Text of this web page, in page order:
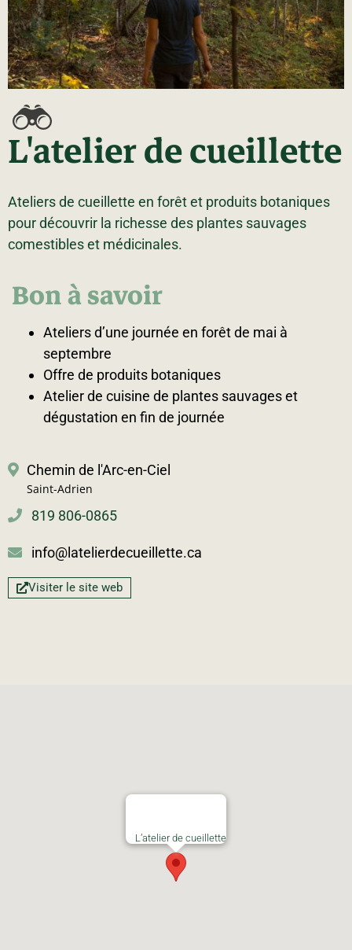
Bénévolat
Communauté d’affaires
Travailleurs autonomes
Coups de cœur
Itinéraires
Pédalez!
L'atelier de cueillette
Ateliers de cueillette en forêt et produits botaniques
pour découvrir la richesse des plantes sauvages
comestibles et médicinales.
Bon à savoir
Ateliers d’une journée en forêt de mai à
septembre
Offre de produits botaniques
Atelier de cuisine de plantes sauvages et
dégustation en fin de journée
Chemin de l'Arc-en-Ciel
Saint-Adrien
819 806-0865
info@latelierdecueillette.ca
Visiter le site web
L’atelier de cueillette